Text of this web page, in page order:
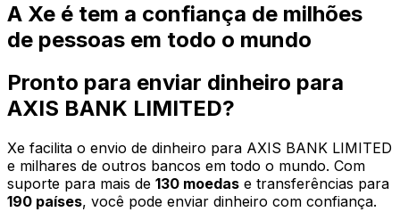
A Xe é tem a confiança de milhões
de pessoas em todo o mundo
Pronto para enviar dinheiro para
AXIS BANK LIMITED?
Xe facilita o envio de dinheiro para AXIS BANK LIMITED
e milhares de outros bancos em todo o mundo. Com
suporte para mais de 130 moedas e transferências para
190 países, você pode enviar dinheiro com confiança.